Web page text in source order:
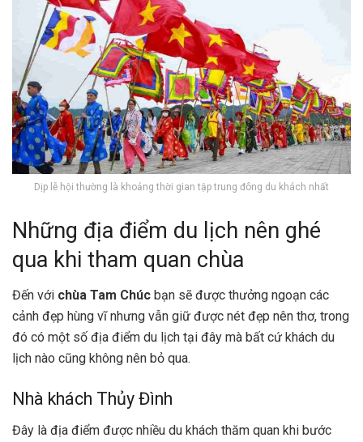
Dịp lễ hội thường là khoảng thời gian tập trung đông du khách nhất
Những địa điểm du lịch nên ghé
qua khi tham quan chùa
Đến với chùa Tam Chúc bạn sẽ được thưởng ngoạn các
cảnh đẹp hùng vĩ nhưng vẫn giữ được nét đẹp nên thơ, trong
đó có một số địa điểm du lịch tại đây mà bất cứ khách du
lịch nào cũng không nên bỏ qua.
Nhà khách Thủy Đình
Đây là địa điểm được nhiều du khách thăm quan khi bước